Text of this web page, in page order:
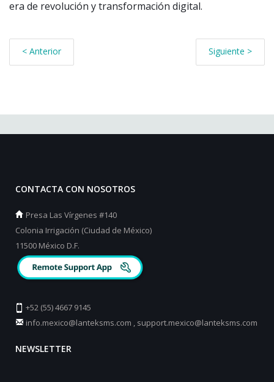
era de revolución y transformación digital.
< Anterior Siguiente >
CONTACTA CON NOSOTROS
Presa Las Vírgenes #140
Colonia Irrigación (Ciudad de México)
11500 México D.F.
+52 (55) 4667 9145
info.mexico@lanteksms.com , support.mexico@lanteksms.com
NEWSLETTER